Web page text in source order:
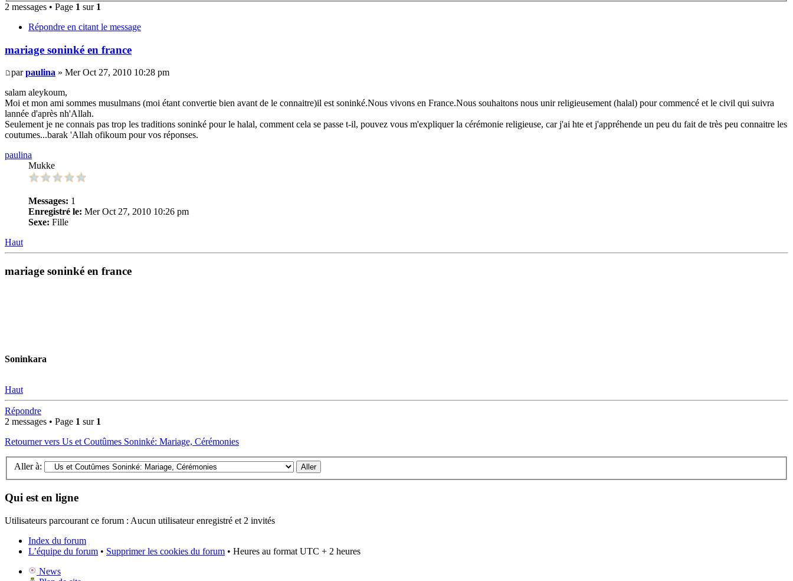
2 messages • Page 1 sur 1
Répondre en citant le message
mariage soninké en france
parpaulina » Mer Oct 27, 2010 10:28 pm
salam aleykoum,
Moi et mon ami sommes musulmans (moi étant convertie bien avant de le connaitre)il est soninké.Nous vivons en France.Nous souhaitons nous unir religieusement (halal) pour commencé et le civil qui suivra
lannée d'après nh'Allah.
Seulement je ne connais pas trop les traditions soninké pour le halal, comment cela se passe t-il, pouvez vous m'expliquer la cérémonie religieuse, car j'ai hte et j'appréhende un peu du fait de très peu connaitre les
coutumes...barak 'Allah ofikoum pour vos réponses.
paulina
Mukke
Messages: 1
Enregistré le: Mer Oct 27, 2010 10:26 pm
Sexe: Fille
Haut
mariage soninké en france
Soninkara
Haut
Répondre
2 messages • Page 1 sur 1
Retourner vers Us et Coutûmes Soninké: Mariage, Cérémonies
Aller à:
Qui est en ligne
Utilisateurs parcourant ce forum : Aucun utilisateur enregistré et 2 invités
Index du forum
L’équipe du forum • Supprimer les cookies du forum • Heures au format UTC + 2 heures
News